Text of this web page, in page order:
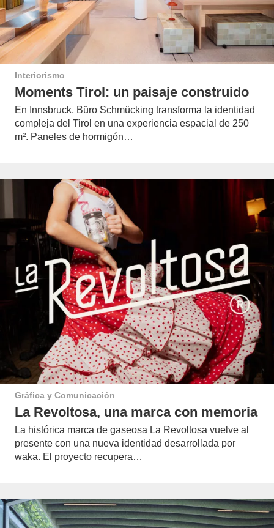
Interiorismo
Moments Tirol: un paisaje construido
En Innsbruck, Büro Schmücking transforma la identidad
compleja del Tirol en una experiencia espacial de 250
m². Paneles de hormigón…
Gráfica y Comunicación
La Revoltosa, una marca con memoria
La histórica marca de gaseosa La Revoltosa vuelve al
presente con una nueva identidad desarrollada por
waka. El proyecto recupera…